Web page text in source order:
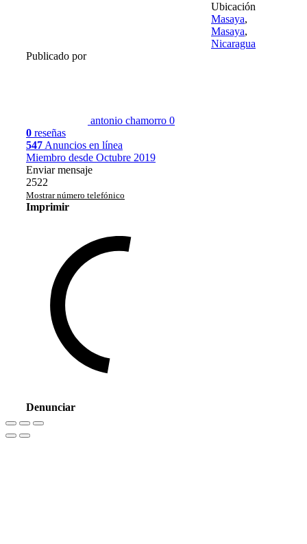
Ubicación
Masaya,
Masaya,
Nicaragua
Publicado por
antonio chamorro 0
0 reseñas
547 Anuncios en línea
Miembro desde Octubre 2019
Enviar mensaje
2522
Mostrar número telefónico
Imprimir
Denunciar